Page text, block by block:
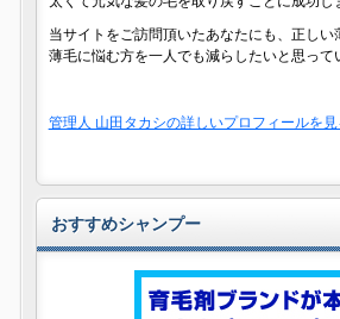
当サイトをご訪問頂いたあなたにも、正しい
薄毛に悩む方を一人でも減らしたいと思って
管理人 山田タカシの詳しいプロフィールを見
おすすめシャンプー